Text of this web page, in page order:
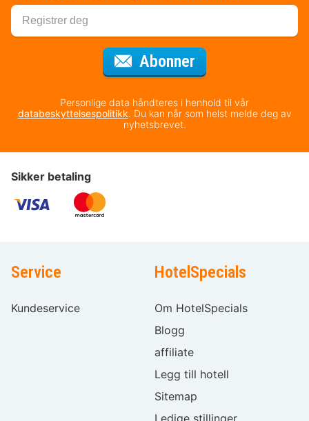
Abonner
Personlige data håndteres i henhold til vår
databeskyttelsespolitikk. Du kan når som helst melde deg av
nyhetsbrevet.
Sikker betaling
Service
Kundeservice
HotelSpecials
Om HotelSpecials
Blogg
affiliate
Legg till hotell
Sitemap